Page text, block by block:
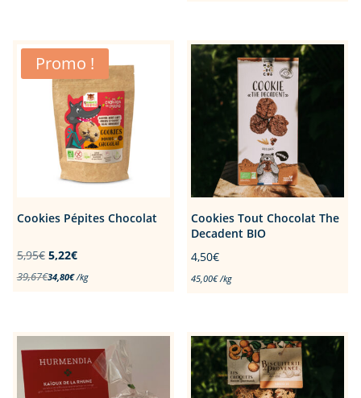
Promo !
Cookies Pépites Chocolat
5,95€ Le
prix
5,95€.
5,22€Le
prix
5,22€.
39,67€34,80€ /kg
Cookies Tout Chocolat The
Decadent BIO
4,50€
45,00€ /kg